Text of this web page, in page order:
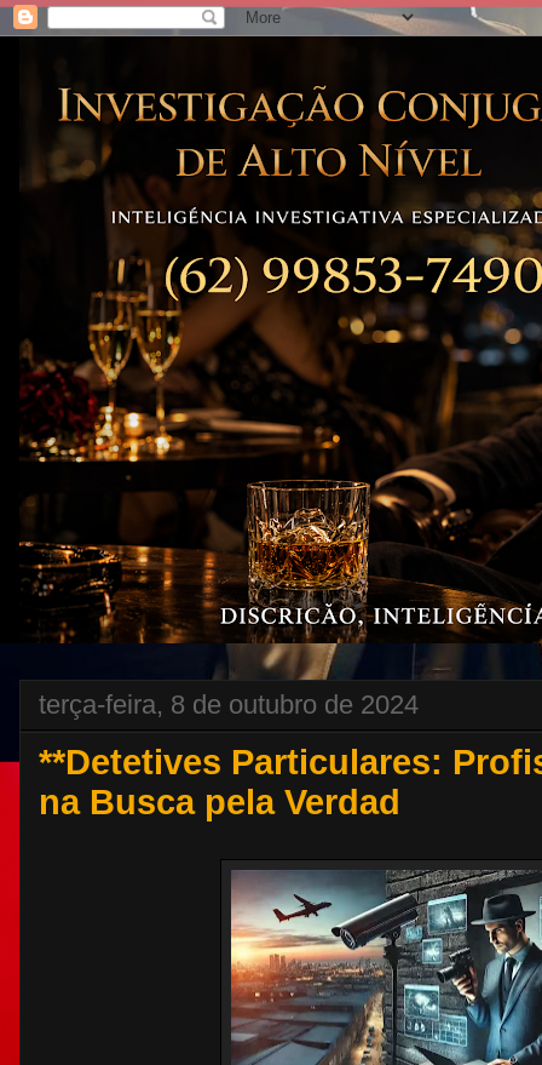
terça-feira, 8 de outubro de 2024
**Detetives Particulares:
na Busca pela Verdad